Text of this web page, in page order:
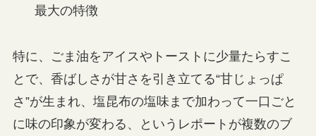
最大の特徴
特に、ごま油をアイスやトーストに少量たらすこ
とで、香ばしさが甘さを引き立てる“甘じょっぱ
さ”が生まれ、塩昆布の塩味まで加わって一口ごと
に味の印象が変わる、というレポートが複数のブ